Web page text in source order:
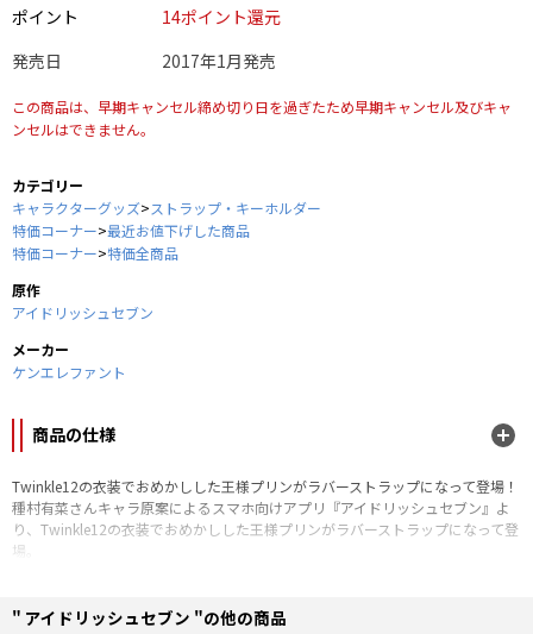
ポイント
14ポイント還元
発売日
2017年1月発売
この商品は、早期キャンセル締め切り日を過ぎたため早期キャンセル及びキャ
ンセルはできません。
カテゴリー
キャラクターグッズ>ストラップ・キーホルダー
特価コーナー>最近お値下げした商品
特価コーナー>特価全商品
原作
アイドリッシュセブン
メーカー
ケンエレファント
商品の仕様
Twinkle12の衣装でおめかしした王様プリンがラバーストラップになって登場！
種村有菜さんキャラ原案によるスマホ向けアプリ『アイドリッシュセブン』よ
り、Twinkle12の衣装でおめかしした王様プリンがラバーストラップになって登
場。
■全12種
" アイドリッシュセブン "の他の商品